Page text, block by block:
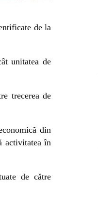
de la
unitatea de
trecerea de
din
activitatea în
de către